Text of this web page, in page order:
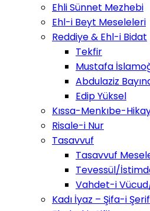
Ehli Sünnet Mezhebi
Ehl-i Beyt Meseleleri
Reddiye & Ehl-i Bidat
Tekfir
Mustafa
Abdulaziz
Edip Yüksel
Kıssa-Menkıbe-
Risale-i Nur
Tasavvuf
Tasavvuf
Tevessül/
Vahdet-i
Kadı İyaz – Şifa-i Şerif